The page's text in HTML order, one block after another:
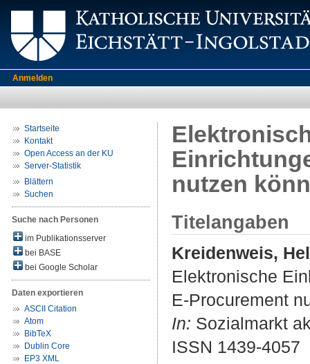
Anmelden
Startseite
Kontakt
Open Access an der KU
Server-Statistik
Blättern
Suchen
Suche nach Personen
im Publikationsserver
bei BASE
bei Google Scholar
Daten exportieren
ASCII Citation
Atom
BibTeX
Dublin Core
EP3 XML
nutzen
Titelangaben
Kreidenweis,
Elektronische
E-Procurement
In: Sozialmarkt
ISSN 1439-4057